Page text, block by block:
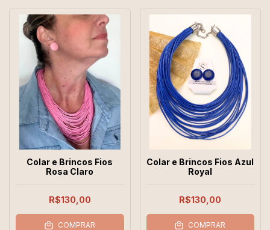
Colar e Brincos Fios
Rosa Claro
R$130,00
COMPRAR
Colar e Brincos Fios Azul
Royal
R$130,00
COMPRAR